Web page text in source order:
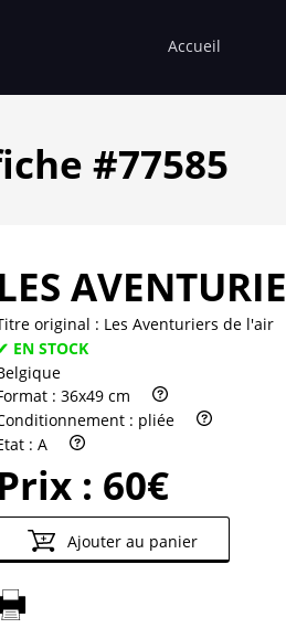
Accueil
#77585
LES
original : Les Aventuriers de l'air
EN STOCK
: 36x49 cm
: pliée
: A
Prix : 60€
Ajouter au panier